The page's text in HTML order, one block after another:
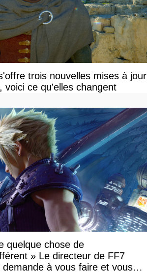
trois nouvelles mises à jour
voici ce qu'elles changent
quelque chose de
» Le directeur de FF7
demande à vous faire et vous